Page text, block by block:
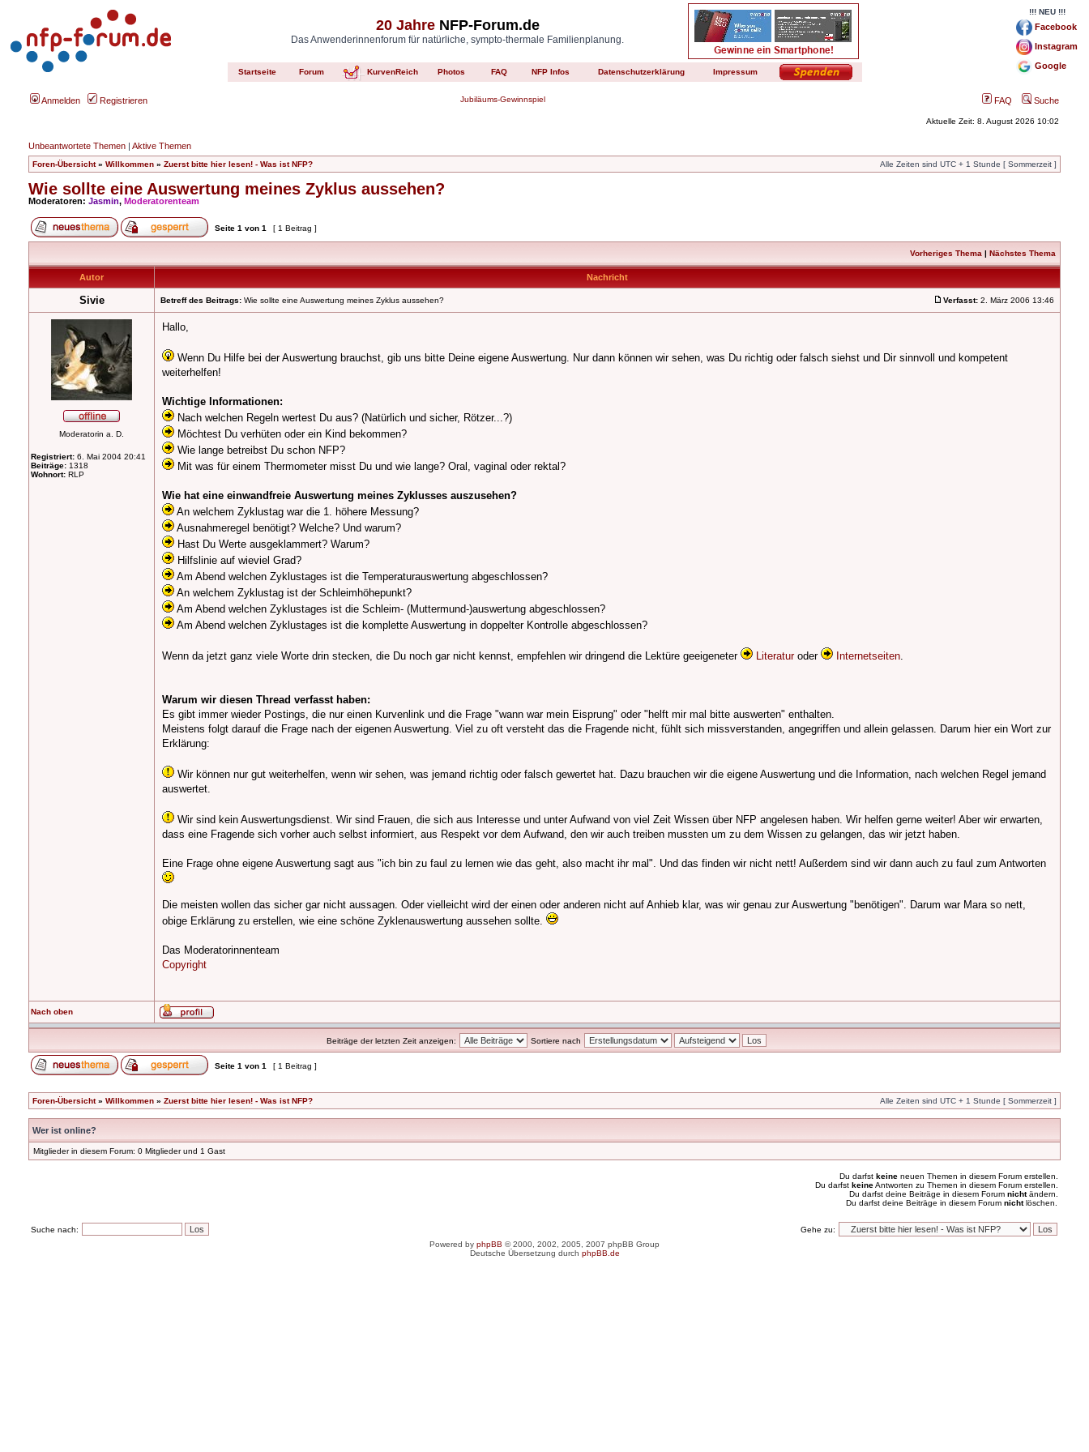
20 JahreNFP-Forum.de
Das Anwenderinnenforum für natürliche, sympto-thermale Familienplanung.
Startseite Forum KurvenReich Photos FAQ NFP Infos Datenschutzerklärung Impressum
!!! NEU !!!
Facebook
Instagram
Google
Anmelden Registrieren Jubiläums-Gewinnspiel FAQ Suche
Aktuelle Zeit: 8. August 2026 10:02
Unbeantwortete Themen | Aktive Themen
Foren-Übersicht» Willkommen » Zuerst bitte hier lesen! - Was ist NFP? Alle Zeiten sind UTC + 1 Stunde [ Sommerzeit ]
Wie sollte eine Auswertung meines Zyklus aussehen?
Moderatoren: Jasmin, Moderatorenteam
Seite 1 von 1 [ 1 Beitrag ]
Vorheriges Thema | Nächstes Thema
Autor Nachricht
Sivie Betreff des Beitrags: Wie sollte eine Auswertung meines Zyklus aussehen? Verfasst: 2. März 2006 13:46
Moderatorin a. D.
Registriert: 6. Mai 2004 20:41
Beiträge: 1318
Wohnort: RLP
Hallo,
Wenn Du Hilfe bei der Auswertung brauchst, gib uns bitte Deine eigene Auswertung. Nur dann können wir sehen, was Du richtig oder falsch siehst und Dir sinnvoll und kompetent
weiterhelfen!
Wichtige Informationen:
Nach welchen Regeln wertest Du aus? (Natürlich und sicher, Rötzer...?)
Möchtest Du verhüten oder ein Kind bekommen?
Wie lange betreibst Du schon NFP?
Mit was für einem Thermometer misst Du und wie lange? Oral, vaginal oder rektal?
Wie hat eine einwandfreie Auswertung meines Zyklusses auszusehen?
An welchem Zyklustag war die 1. höhere Messung?
Ausnahmeregel benötigt? Welche? Und warum?
Hast Du Werte ausgeklammert? Warum?
Hilfslinie auf wieviel Grad?
Am Abend welchen Zyklustages ist die Temperaturauswertung abgeschlossen?
An welchem Zyklustag ist der Schleimhöhepunkt?
Am Abend welchen Zyklustages ist die Schleim- (Muttermund-)auswertung abgeschlossen?
Am Abend welchen Zyklustages ist die komplette Auswertung in doppelter Kontrolle abgeschlossen?
Wenn da jetzt ganz viele Worte drin stecken, die Du noch gar nicht kennst, empfehlen wir dringend die Lektüre geeigeneter Literaturoder Internetseiten.
Warum wir diesen Thread verfasst haben:
Es gibt immer wieder Postings, die nur einen Kurvenlink und die Frage "wann war mein Eisprung" oder "helft mir mal bitte auswerten" enthalten.
Meistens folgt darauf die Frage nach der eigenen Auswertung. Viel zu oft versteht das die Fragende nicht, fühlt sich missverstanden, angegriffen und allein gelassen. Darum hier ein Wort zur
Erklärung:
Wir können nur gut weiterhelfen, wenn wir sehen, was jemand richtig oder falsch gewertet hat. Dazu brauchen wir die eigene Auswertung und die Information, nach welchen Regel jemand
auswertet.
Wir sind kein Auswertungsdienst. Wir sind Frauen, die sich aus Interesse und unter Aufwand von viel Zeit Wissen über NFP angelesen haben. Wir helfen gerne weiter! Aber wir erwarten,
dass eine Fragende sich vorher auch selbst informiert, aus Respekt vor dem Aufwand, den wir auch treiben mussten um zu dem Wissen zu gelangen, das wir jetzt haben.
Eine Frage ohne eigene Auswertung sagt aus "ich bin zu faul zu lernen wie das geht, also macht ihr mal". Und das finden wir nicht nett! Außerdem sind wir dann auch zu faul zum Antworten
Die meisten wollen das sicher gar nicht aussagen. Oder vielleicht wird der einen oder anderen nicht auf Anhieb klar, was wir genau zur Auswertung "benötigen". Darum war Mara so nett,
obige Erklärung zu erstellen, wie eine schöne Zyklenauswertung aussehen sollte.
Das Moderatorinnenteam
Copyright
Nach oben
Beiträge der letzten Zeit anzeigen: Sortiere nach
Seite 1 von 1 [ 1 Beitrag ]
Foren-Übersicht» Willkommen » Zuerst bitte hier lesen! - Was ist NFP? Alle Zeiten sind UTC + 1 Stunde [ Sommerzeit ]
Wer ist online?
Mitglieder in diesem Forum: 0 Mitglieder und 1 Gast
Du darfst keine neuen Themen in diesem Forum erstellen.
Du darfst keineAntworten zu Themen in diesem Forum erstellen.
Du darfst deine Beiträge in diesem Forum nichtändern.
Du darfst deine Beiträge in diesem Forum nichtlöschen.
Suche nach:
Gehe zu:
Powered by phpBB © 2000, 2002, 2005, 2007 phpBB Group
Deutsche Übersetzung durch phpBB.de